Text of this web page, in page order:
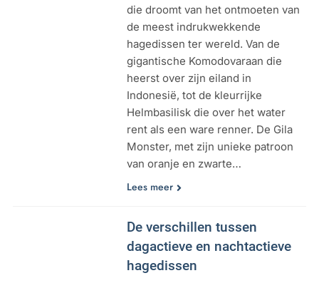
die droomt van het ontmoeten van
de meest indrukwekkende
hagedissen ter wereld. Van de
gigantische Komodovaraan die
heerst over zijn eiland in
Indonesië, tot de kleurrijke
Helmbasilisk die over het water
rent als een ware renner. De Gila
Monster, met zijn unieke patroon
van oranje en zwarte…
Lees meer
De verschillen tussen
dagactieve en nachtactieve
hagedissen